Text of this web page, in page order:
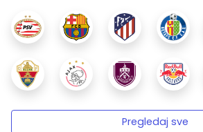
Pregledaj sve